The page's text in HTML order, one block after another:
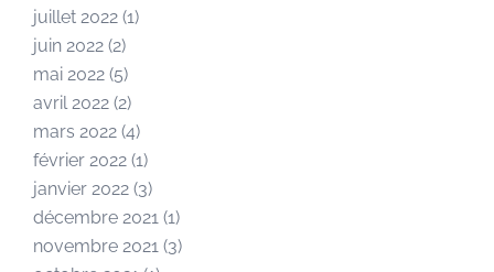
juillet 2022 (1)
juin 2022 (2)
mai 2022 (5)
avril 2022 (2)
mars 2022 (4)
février 2022 (1)
janvier 2022 (3)
décembre 2021 (1)
novembre 2021 (3)